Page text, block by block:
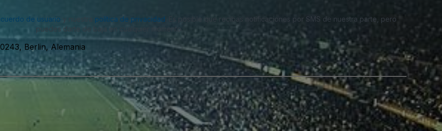
de usuario política de privacidad
. Es posible que recibas notificaciones por SMS de nuestra parte, pero
puedes darte de baja en cualquier momento.
Berlin, Alemania